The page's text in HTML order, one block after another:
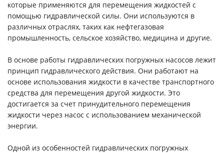
которые применяются для перемещения жидкостей с
помощью гидравлической силы. Они используются в
различных отраслях, таких как нефтегазовая
промышленность, сельское хозяйство, медицина и другие.
В основе работы гидравлических погружных насосов лежит
принцип гидравлического действия. Они работают на
основе использования жидкости в качестве транспортного
средства для перемещения другой жидкости. Это
достигается за счет принудительного перемещения
жидкости через насос с использованием механической
энергии.
Одной из особенностей гидравлических погружных